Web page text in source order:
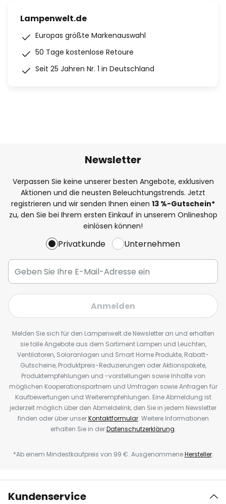
Lampenwelt.de
Europas größte Markenauswahl
50 Tage kostenlose Retoure
Seit 25 Jahren Nr. 1 in Deutschland
Newsletter
Verpassen Sie keine unserer besten Angebote, exklusiven
Aktionen und die neusten Beleuchtungstrends. Jetzt
registrieren und wir senden Ihnen einen 13 %-Gutschein*
zu, den Sie bei Ihrem ersten Einkauf in unserem Onlineshop
einlösen können!
Privatkunde Unternehmen
Anmelden
Melden Sie sich für den Lampenwelt.de Newsletter an und erhalten
sie tolle Angebote aus dem Sortiment Lampen und Leuchten,
Ventilatoren, Solaranlagen und Smart Home Produkte, Rabatt-
Gutscheine, Produktpreis-Reduzierungen oder Aktionspakete,
Produktempfehlungen und -vorstellungen sowie Inhalte von
möglichen Kooperationspartnern und Umfragen sowie Anfragen für
Kaufbewertungen und Weiterempfehlungen. Eine Abmeldung ist
jederzeit möglich über den Abmeldelink, den Sie in jedem Newsletter
finden oder über unserKontaktformular. Weitere Informationen
erhalten Sie in derDatenschutzerklärung.
*Ab einem Mindestkaufpreis von 99 €. AusgenommeneHersteller.
Kundenservice